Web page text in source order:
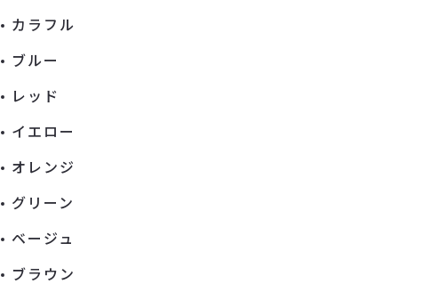
カラフル
ブルー
レッド
イエロー
オレンジ
グリーン
ベージュ
ブラウン